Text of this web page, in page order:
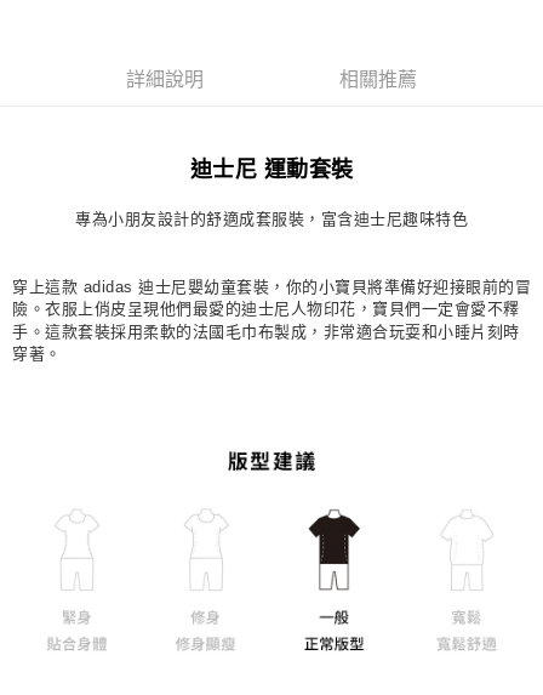
每筆NT$80，滿NT$1,500(含以上)免運費
每筆NT$80，滿NT$1,500(含以上)免運費
每筆NT$80，滿NT$1,500(含以上)免運費
付款後門市自取
每筆NT$80，滿NT$1,500(含以上)免運費
詳細說明 相關推薦
迪士尼 運動套裝
專為小朋友設計的舒適成套服裝，富含迪士尼趣味特色
穿上這款 adidas 迪士尼嬰幼童套裝，你的小寶貝將準備好迎接眼前的冒
險。衣服上俏皮呈現他們最愛的迪士尼人物印花，寶貝們一定會愛不釋
手。這款套裝採用柔軟的法國毛巾布製成，非常適合玩耍和小睡片刻時
穿著。